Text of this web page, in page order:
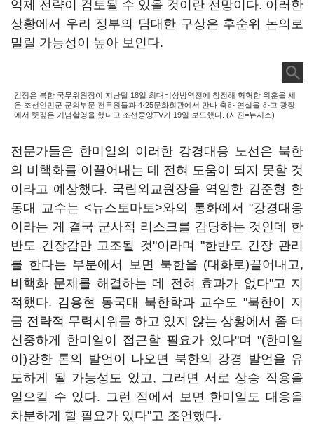
억제 전략이 검토될 수 있을 것이란 전망이다. 이러한
상황에서 우리 정부의 담대한 구상은 후순위 논의로
밀릴 가능성이 높아 보인다.
김정은 북한 국무위원장이 지난달 18일 최대비상방역전에 참전해 혁혁한 위훈을 세
운 조선인민군 군의부문 전투원들과 4·25문화회관에서 만나 축하 연설을 하고 광장
에서 뜻깊은 기념촬영을 했다고 조선중앙TV가 19일 보도했다. (사진=뉴시스)
전문가들은 한미일의 이러한 강경대응 노선은 북한
의 비핵화를 이끌어내는 데 전혀 도움이 되지 못할 것
이라고 예상했다. 국립외교원장을 역임한 김준형 한
동대 교수는 <뉴스토마토>와의 통화에서 "강경대응
이라는 게 결국 군사적 리스크를 감당하는 것인데 한
반도 긴장감만 고조될 것"이라며 "한반도 긴장 관리
를 한다는 부분에서 보면 북한을 (대화로)끌어내고,
비핵화 문제를 해결하는 데 전혀 효과가 없다"고 지
적했다. 김용현 동국대 북한학과 교수도 "북한이 지
금 전략적 무력시위를 하고 있지 않는 상황에서 좀 더
신중하게 한미일이 접근할 필요가 있다"며 "(한미일
이)강한 톤의 발언이 나오면 북한의 강경 발언을 유
도하게 될 가능성도 있고, 그러면 서로 상승 작용을
일으킬 수 있다. 그런 점에서 보면 한미일도 대응을
차분하게 할 필요가 있다"고 조언했다.